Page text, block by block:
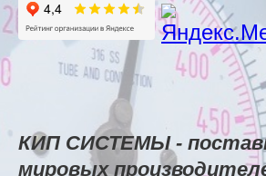
КИП СИСТЕМЫ -
мировых